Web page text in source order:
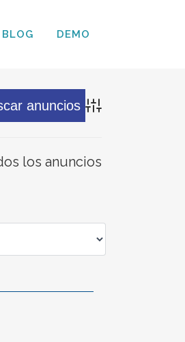
BLOG DEMO
Búsqueda
los anuncios